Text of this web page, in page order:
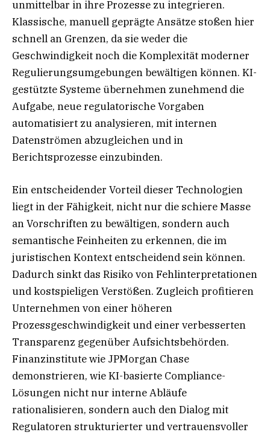
unmittelbar in ihre Prozesse zu integrieren.
Klassische, manuell geprägte Ansätze stoßen hier
schnell an Grenzen, da sie weder die
Geschwindigkeit noch die Komplexität moderner
Regulierungsumgebungen bewältigen können. KI-
gestützte Systeme übernehmen zunehmend die
Aufgabe, neue regulatorische Vorgaben
automatisiert zu analysieren, mit internen
Datenströmen abzugleichen und in
Berichtsprozesse einzubinden.
Ein entscheidender Vorteil dieser Technologien
liegt in der Fähigkeit, nicht nur die schiere Masse
an Vorschriften zu bewältigen, sondern auch
semantische Feinheiten zu erkennen, die im
juristischen Kontext entscheidend sein können.
Dadurch sinkt das Risiko von Fehlinterpretationen
und kostspieligen Verstößen. Zugleich profitieren
Unternehmen von einer höheren
Prozessgeschwindigkeit und einer verbesserten
Transparenz gegenüber Aufsichtsbehörden.
Finanzinstitute wie JPMorgan Chase
demonstrieren, wie KI-basierte Compliance-
Lösungen nicht nur interne Abläufe
rationalisieren, sondern auch den Dialog mit
Regulatoren strukturierter und vertrauensvoller